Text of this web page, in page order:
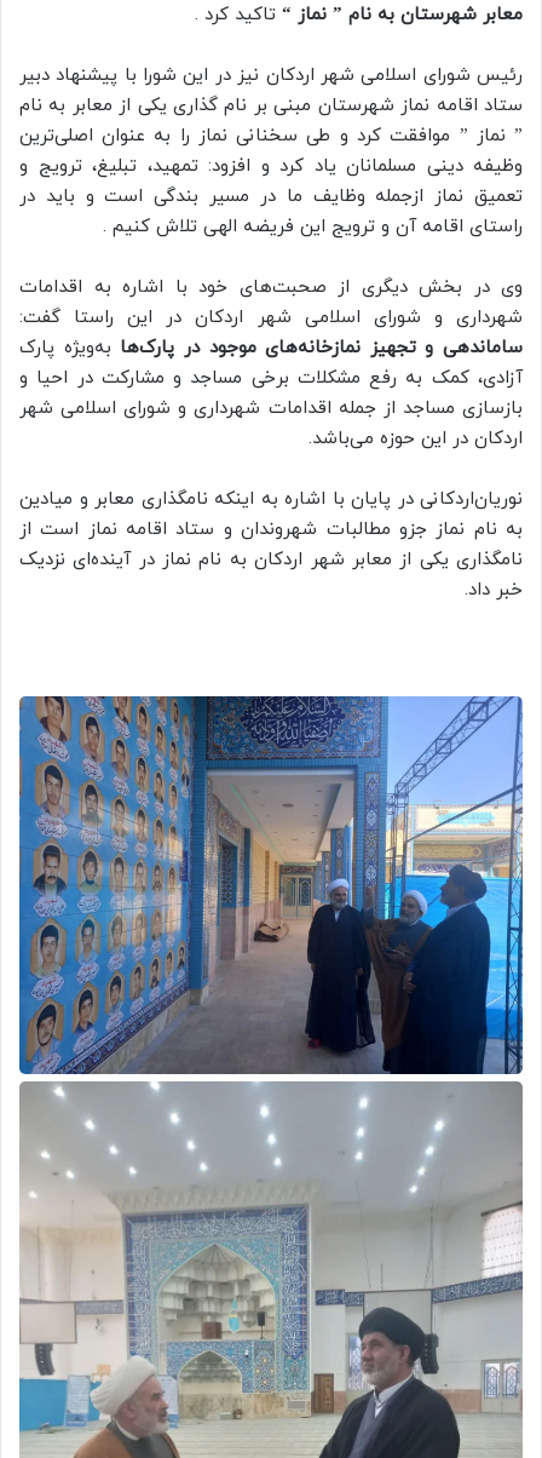
معابر شهرستان به نام ” نماز “ تاکید کرد .
رئیس شورای اسلامی شهر اردکان نیز در این شورا با پیشنهاد دبیر
ستاد اقامه نماز شهرستان مبنی بر نام گذاری یکی از معابر به نام
” نماز ” موافقت کرد و طی سخنانی نماز را به عنوان اصلی‌ترین
وظیفه دینی مسلمانان یاد کرد و افزود: تمهید، تبلیغ، ترویج و
تعمیق نماز ازجمله وظایف ما در مسیر بندگی است و باید در
راستای اقامه آن و ترویج این فریضه الهی تلاش کنیم .
وی در بخش دیگری از صحبت‌های خود با اشاره به اقدامات
شهرداری و شورای اسلامی شهر اردکان در این راستا گفت:
ساماندهی و تجهیز نمازخانه‌های موجود در پارک‌ها به‌ویژه پارک
آزادی، کمک به رفع مشکلات برخی مساجد و مشارکت در احیا و
بازسازی مساجد از جمله اقدامات شهرداری و شورای اسلامی شهر
اردکان در این حوزه می‌باشد.
نوریان‌اردکانی در پایان با اشاره به اینکه نامگذاری معابر و میادین
به نام نماز جزو مطالبات شهروندان و ستاد اقامه نماز است از
نامگذاری یکی از معابر شهر اردکان به نام نماز در آینده‌ای نزدیک
خبر داد.